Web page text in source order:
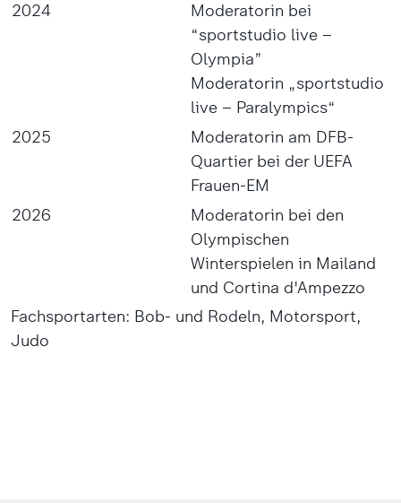
2024
Moderatorin bei
“sportstudio live –
Olympia”
Moderatorin „sportstudio
live – Paralympics“
2025
Moderatorin am DFB-
Quartier bei der UEFA
Frauen-EM
2026
Moderatorin bei den
Olympischen
Winterspielen in Mailand
und Cortina d'Ampezzo
Fachsportarten: Bob- und Rodeln, Motorsport,
Judo